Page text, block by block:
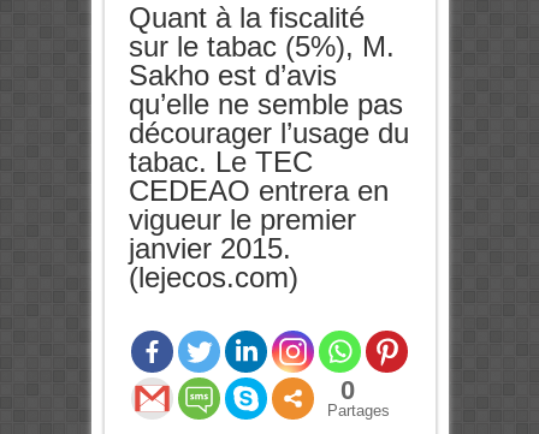
Quant à la fiscalité
sur le tabac (5%), M.
Sakho est d’avis
qu’elle ne semble pas
décourager l’usage du
tabac. Le TEC
CEDEAO entrera en
vigueur le premier
janvier 2015.
(lejecos.com)
0
Partages